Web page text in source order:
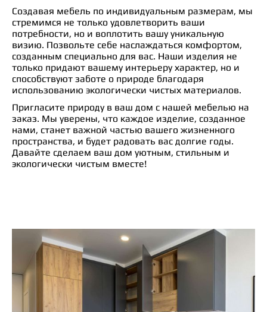
Создавая мебель по индивидуальным размерам, мы
стремимся не только удовлетворить ваши
потребности, но и воплотить вашу уникальную
визию. Позвольте себе наслаждаться комфортом,
созданным специально для вас. Наши изделия не
только придают вашему интерьеру характер, но и
способствуют заботе о природе благодаря
использованию экологически чистых материалов.
Пригласите природу в ваш дом с нашей мебелью на
заказ. Мы уверены, что каждое изделие, созданное
нами, станет важной частью вашего жизненного
пространства, и будет радовать вас долгие годы.
Давайте сделаем ваш дом уютным, стильным и
экологически чистым вместе!